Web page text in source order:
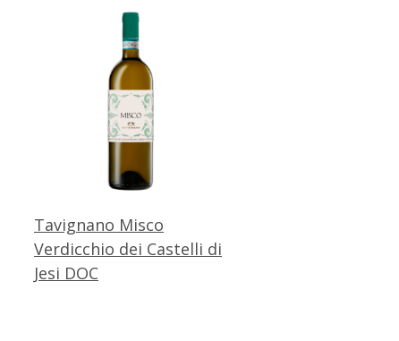
Tavignano Misco
Verdicchio dei Castelli di
Jesi DOC